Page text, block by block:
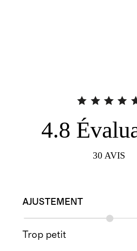
4.8
30 AVIS
AJUSTEMENT
Trop petit